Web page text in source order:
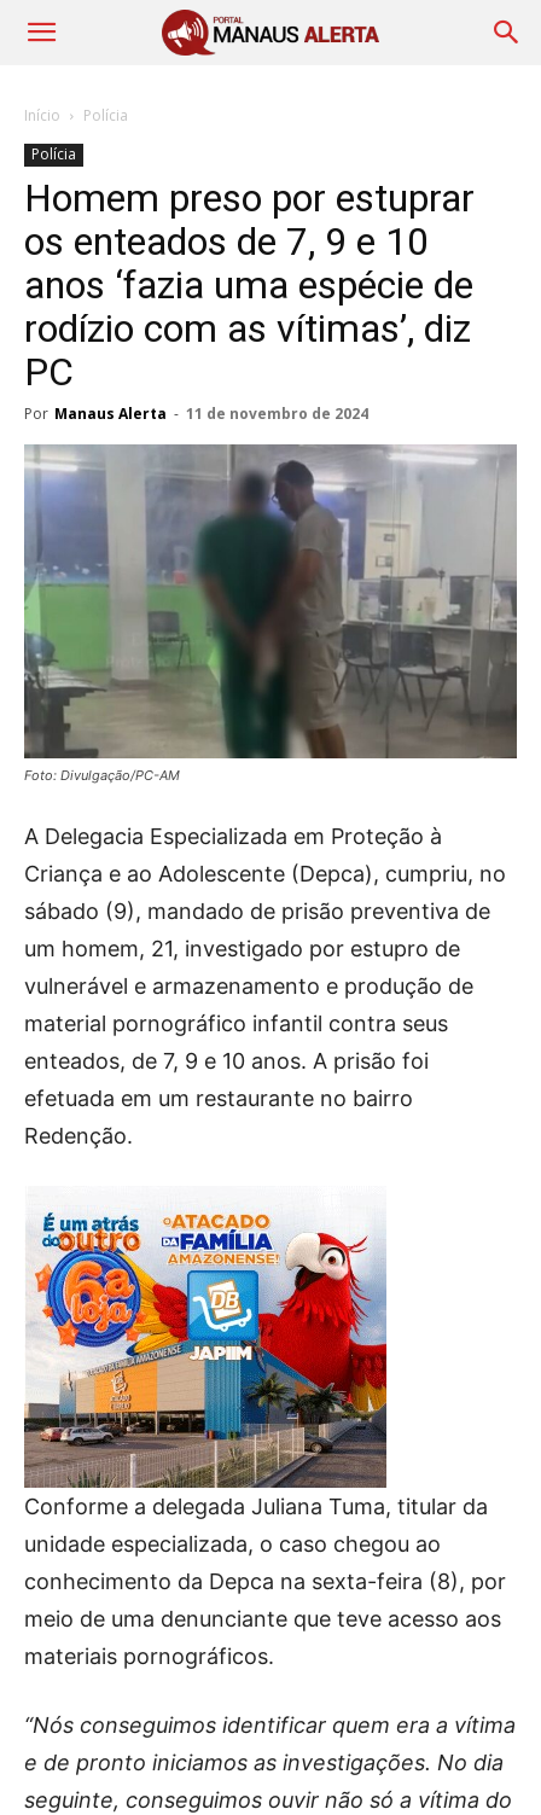
Início
Polícia
Polícia
Homem preso por estuprar
os enteados de 7, 9 e 10
anos ‘fazia uma espécie de
rodízio com as vítimas’, diz
PC
Por Manaus Alerta - 11 de novembro de 2024
Foto: Divulgação/PC-AM
A Delegacia Especializada em Proteção à
Criança e ao Adolescente (Depca), cumpriu, no
sábado (9), mandado de prisão preventiva de
um homem, 21, investigado por estupro de
vulnerável e armazenamento e produção de
material pornográfico infantil contra seus
enteados, de 7, 9 e 10 anos. A prisão foi
efetuada em um restaurante no bairro
Redenção.
Conforme a delegada Juliana Tuma, titular da
unidade especializada, o caso chegou ao
conhecimento da Depca na sexta-feira (8), por
meio de uma denunciante que teve acesso aos
materiais pornográficos.
“Nós conseguimos identificar quem era a vítima
e de pronto iniciamos as investigações. No dia
seguinte, conseguimos ouvir não só a vítima do